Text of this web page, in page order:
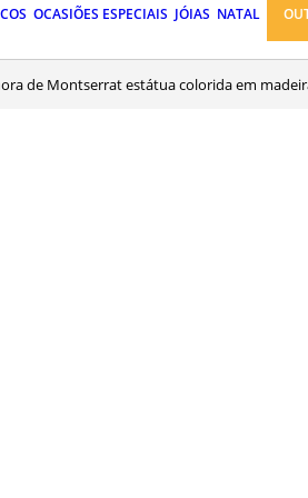
OCASIÕES ESPECIAIS JÓIAS NATAL
de Montserrat estátua colorida em